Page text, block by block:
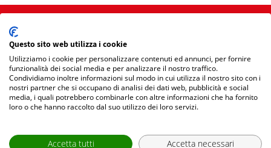
Mappa Sito
Privacy Policy
Questo sito web utilizza i cookie
Utilizziamo i cookie per personalizzare contenuti ed annunci, per fornire
funzionalità dei social media e per analizzare il nostro traffico.
Condividiamo inoltre informazioni sul modo in cui utilizza il nostro sito con i
nostri partner che si occupano di analisi dei dati web, pubblicità e social
media, i quali potrebbero combinarle con altre informazioni che ha fornito
loro o che hanno raccolto dal suo utilizzo dei loro servizi.
Accetta tutti Accetta necessari